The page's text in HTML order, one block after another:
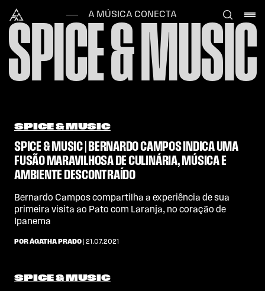
Alataj
A MÚSICA CONECTA
SPICE & MUSIC
SPICE & MUSIC
SPICE & MUSIC | BERNARDO CAMPOS INDICA UMA
FUSÃO MARAVILHOSA DE CULINÁRIA, MÚSICA E
AMBIENTE DESCONTRAÍDO
Bernardo Campos compartilha a experiência de sua
primeira visita ao Pato com Laranja, no coração de
Ipanema
POR ÁGATHA PRADO | 21.07.2021
SPICE & MUSIC